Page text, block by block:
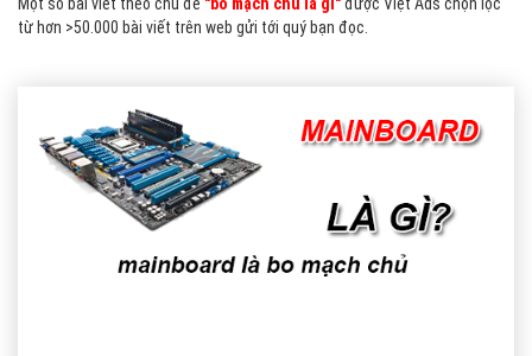
từ hơn >50.000 bài viết trên web gửi tới quý bạn đọc.